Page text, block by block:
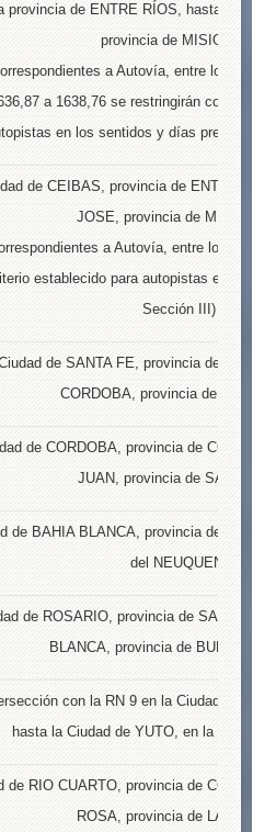
provincia de ENTRE RÍOS, hasta la
provincia de
a Autovía, entre los
a 1638,76 se restringirán
en los sentidos y días
de CEIBAS, provincia de ENTRE
JOSE, provincia de
a Autovía, entre los
establecido para autopistas en
Sección III)
de SANTA FE, provincia de
CORDOBA, provincia de
de CORDOBA, provincia de
JUAN, provincia de SAN
de BAHIA BLANCA, provincia de
del NEUQUEN.
de ROSARIO, provincia de
BLANCA, provincia de
con la RN 9 en la Ciudad de
hasta la Ciudad de YUTO, en la
de RIO CUARTO, provincia de
ROSA, provincia de LA